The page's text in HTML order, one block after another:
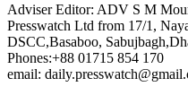
Adviser Editor: ADV S M
Presswatch Ltd from 17/1,
DSCC,Basaboo,
Phones:+88 01715 854 170
email: